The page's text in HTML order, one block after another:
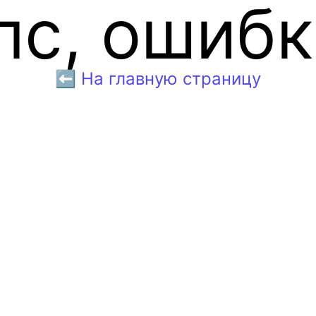
⬅️ На главную страницу